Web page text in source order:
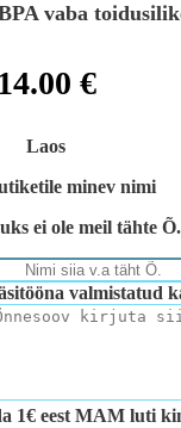
vaba
14.00 €
Laos
minev nimi
ei ole meil tähte Õ.
valmistatud
1€ eest MAM luti